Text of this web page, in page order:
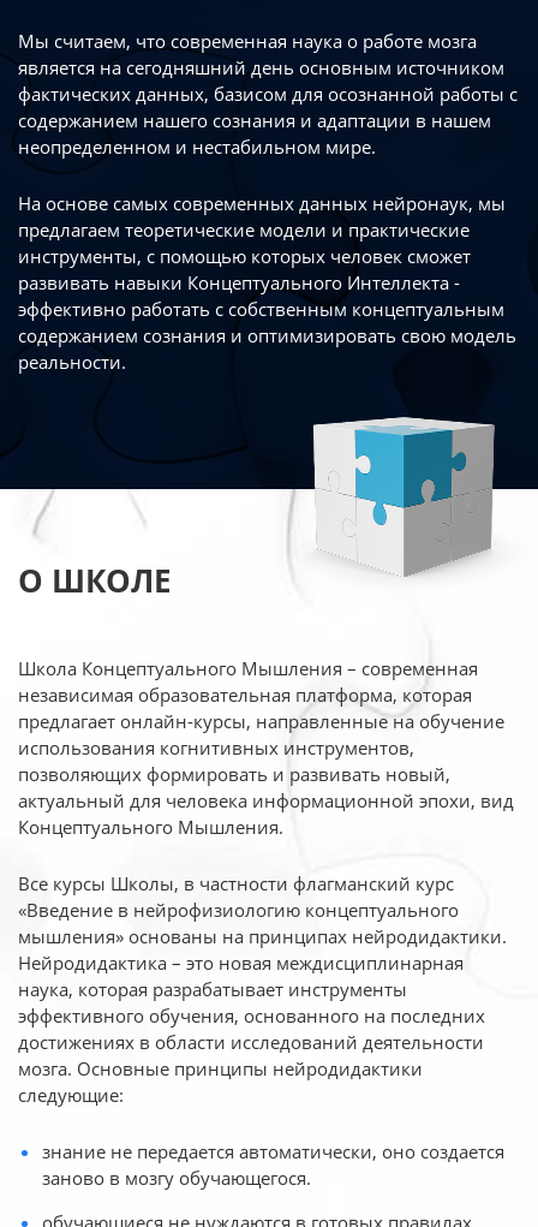
Мы считаем, что современная наука о работе мозга
является на сегодняшний день основным источником
фактических данных, базисом для осознанной работы с
содержанием нашего сознания и адаптации в нашем
неопределенном и нестабильном мире.
На основе самых современных данных нейронаук, мы
предлагаем теоретические модели и практические
инструменты, с помощью которых человек сможет
развивать навыки Концептуального Интеллекта -
эффективно работать с собственным концептуальным
содержанием сознания и оптимизировать свою модель
реальности.
О ШКОЛЕ
Школа Концептуального Мышления – современная
независимая образовательная платформа, которая
предлагает онлайн-курсы, направленные на обучение
использования когнитивных инструментов,
позволяющих формировать и развивать новый,
актуальный для человека информационной эпохи, вид
Концептуального Мышления.
Все курсы Школы, в частности флагманский курс
«Введение в нейрофизиологию концептуального
мышления» основаны на принципах нейродидактики.
Нейродидактика – это новая междисциплинарная
наука, которая разрабатывает инструменты
эффективного обучения, основанного на последних
достижениях в области исследований деятельности
мозга. Основные принципы нейродидактики
следующие:
знание не передается автоматически, оно создается
заново в мозгу обучающегося.
обучающиеся не нуждаются в готовых правилах,